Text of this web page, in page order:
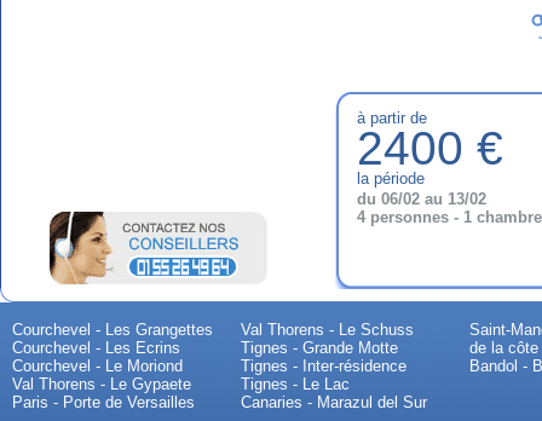
à partir de
2400 €
la période
du 06/02 au 13/02
4 personnes - 1 chambre
Courchevel - Les Grangettes
Courchevel - Les Ecrins
Courchevel - Le Moriond
Val Thorens - Le Gypaete
Paris - Porte de Versailles
Val Thorens - Le Schuss
Tignes - Grande Motte
Tignes - Inter-résidence
Tignes - Le Lac
Canaries - Marazul del Sur
Saint-
de la côte
Bandol -